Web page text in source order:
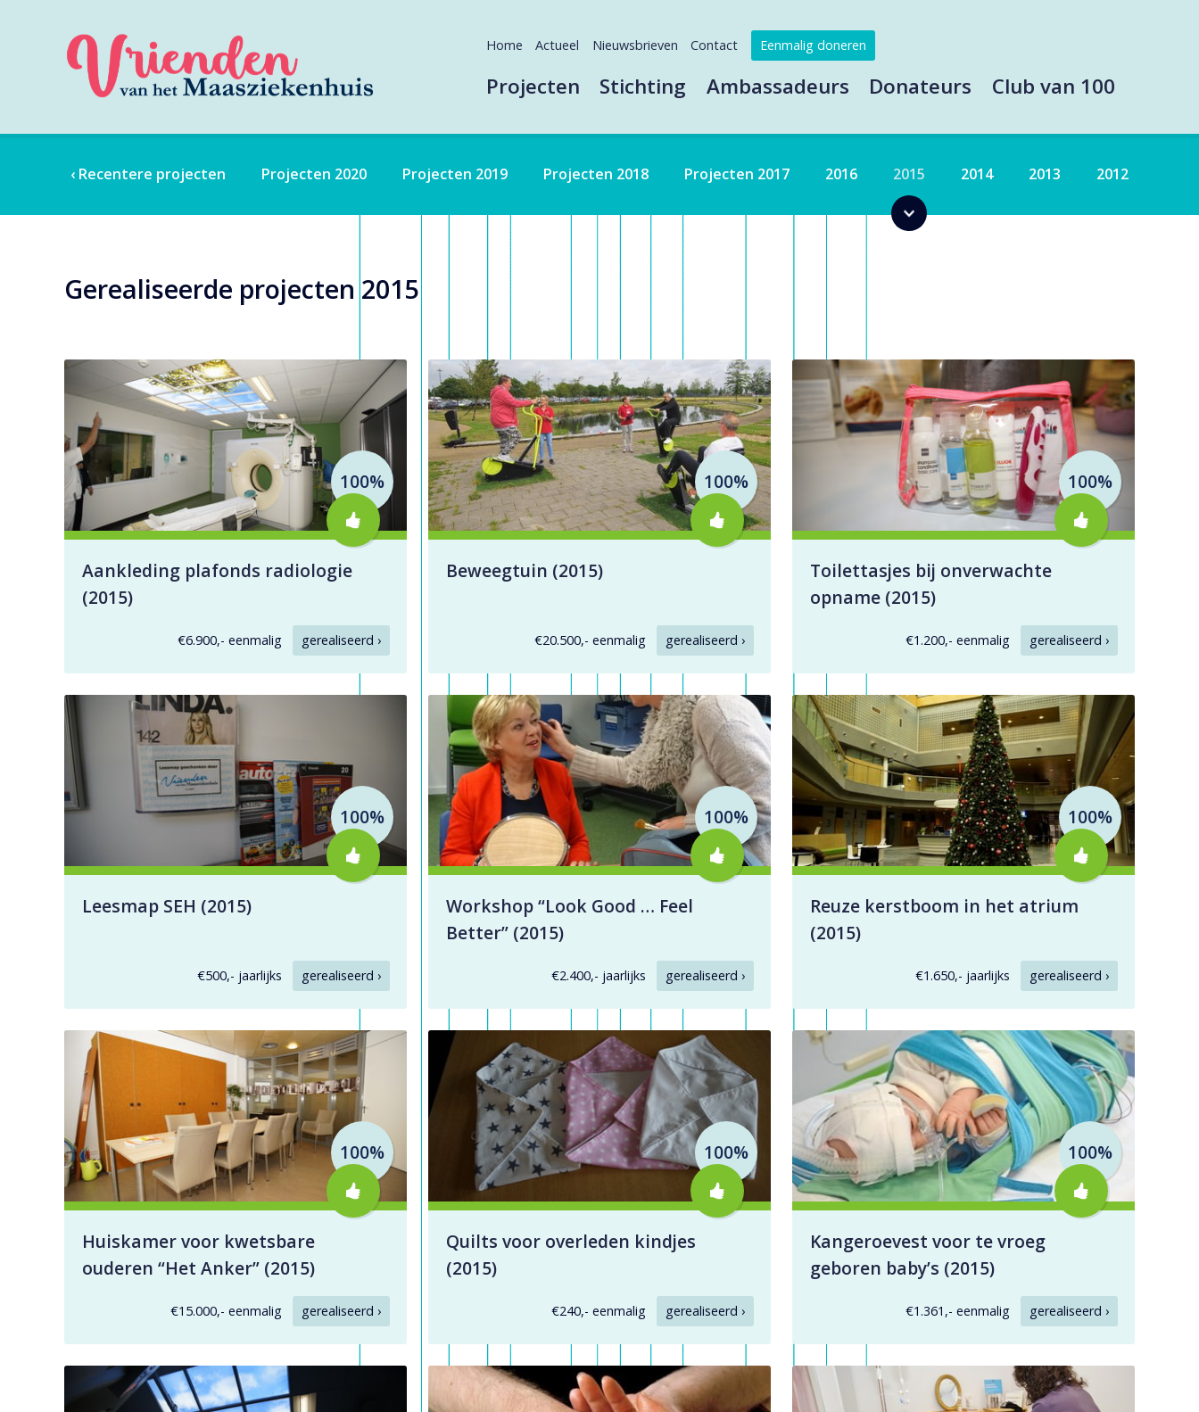
Home Actueel Nieuwsbrieven Contact Eenmalig doneren
Projecten Stichting Ambassadeurs Donateurs Club van 100
‹ Recentere projecten Projecten 2020 Projecten 2019 Projecten 2018 Projecten 2017 2016 2015 2014 2013 2012
Gerealiseerde projecten 2015
100%
Aankleding plafonds radiologie
(2015)
€6.900,- eenmalig gerealiseerd ›
100%
Beweegtuin (2015)
€20.500,- eenmalig gerealiseerd ›
100%
Toilettasjes bij onverwachte
opname (2015)
€1.200,- eenmalig gerealiseerd ›
100%
Leesmap SEH (2015)
€500,- jaarlijks gerealiseerd ›
100%
Workshop “Look Good … Feel
Better” (2015)
€2.400,- jaarlijks gerealiseerd ›
100%
Reuze kerstboom in het atrium
(2015)
€1.650,- jaarlijks gerealiseerd ›
100%
Huiskamer voor kwetsbare
ouderen “Het Anker” (2015)
€15.000,- eenmalig gerealiseerd ›
100%
Quilts voor overleden kindjes
(2015)
€240,- eenmalig gerealiseerd ›
100%
Kangeroevest voor te vroeg
geboren baby’s (2015)
€1.361,- eenmalig gerealiseerd ›